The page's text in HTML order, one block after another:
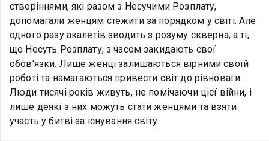
створіннями, які разом з Несучими Розплату,
допомагали женцям стежити за порядком у світі. Але
одного разу акалетів зводить з розуму скверна, а ті,
що Несуть Розплату, з часом закидають свої
обов'язки. Лише женці залишаються вірними своїй
роботі та намагаються привести світ до рівноваги.
Люди тисячі років живуть, не помічаючи цієї війни, і
лише деякі з них можуть стати женцями та взяти
участь у битві за існування світу.